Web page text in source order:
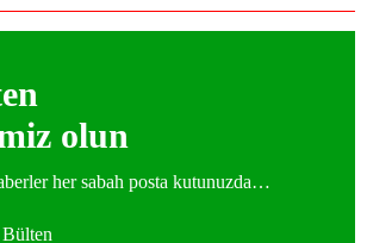
olun
her sabah posta kutunuzda…